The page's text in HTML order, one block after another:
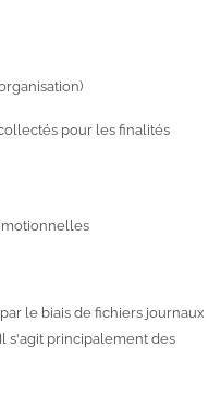
pour les finalités
le biais de fichiers journaux
s'agit principalement des